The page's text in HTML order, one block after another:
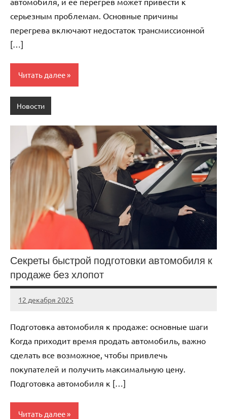
серьезным проблемам. Основные причины
перегрева включают недостаток трансмиссионной
[…]
Читать далее
Новости
Секреты быстрой подготовки автомобиля к
продаже без хлопот
12 декабря 2025
Avtor
Нет
Подготовка автомобиля к продаже: основные шаги
Когда приходит время продать автомобиль, важно
сделать все возможное, чтобы привлечь
покупателей и получить максимальную цену.
Подготовка автомобиля к […]
Читать далее